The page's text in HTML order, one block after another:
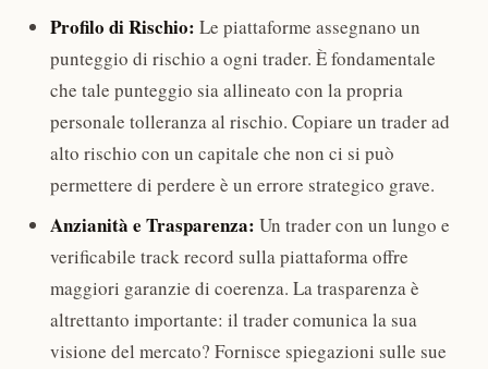
Profilo di Rischio: Le piattaforme assegnano un
punteggio di rischio a ogni trader. È fondamentale
che tale punteggio sia allineato con la propria
personale tolleranza al rischio. Copiare un trader ad
alto rischio con un capitale che non ci si può
permettere di perdere è un errore strategico grave.
Anzianità e Trasparenza: Un trader con un lungo e
verificabile track record sulla piattaforma offre
maggiori garanzie di coerenza. La trasparenza è
altrettanto importante: il trader comunica la sua
visione del mercato? Fornisce spiegazioni sulle sue